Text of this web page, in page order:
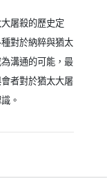
屠殺的歷史定
對於納粹與猶太
溝通的可能，最
者對於猶太大屠
。